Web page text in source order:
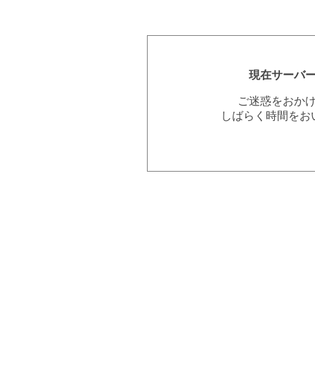
現在サーバ
ご迷惑をおか
しばらく時間を